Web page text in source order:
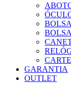
GARANTIA
OUTLET